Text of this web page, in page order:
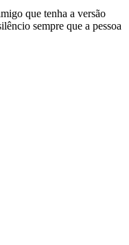
que tenha a versão
sempre que a pessoa